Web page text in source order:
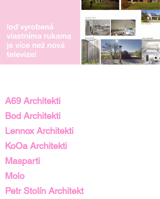
A69 Architekti
Bod Architekti
Lennox Architekti
KoOa Architekti
Masparti
Molo
Petr Stolín Architekt